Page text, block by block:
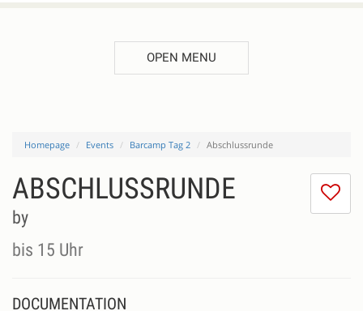
OPEN MENU
Homepage Events Barcamp Tag 2 Abschlussrunde
I
ABSCHLUSSRUNDE
by
bis 15 Uhr
DOCUMENTATION